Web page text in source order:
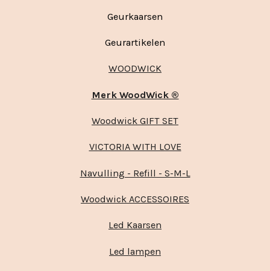
Geurkaarsen
Geurartikelen
WOODWICK
Merk WoodWick ®
Woodwick GIFT SET
VICTORIA WITH LOVE
Navulling - Refill - S-M-L
Woodwick ACCESSOIRES
Led Kaarsen
Led lampen